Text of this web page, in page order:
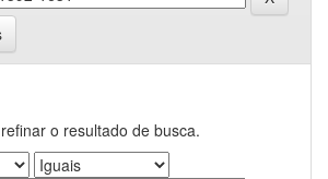
o resultado de busca.